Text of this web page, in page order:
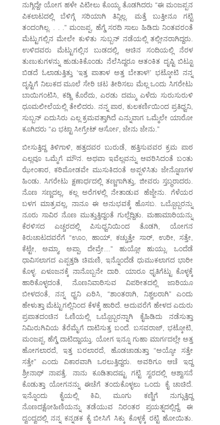
ನುಗ್ಗಿದ್ದೇ ಯೋಗ ಹಳೇ ಪಿಟೀಲು ಕೊಯ್ಯ ತೊಡಗಿದರು “ಈ ಮಂಜಪ್ಪನ
ಪಿಕಲಾಟದಲ್ಲಿ ಬೆಳಿಗ್ಗೆ ಸರಿಯಾಗಿ ತಿನ್ಲಿಲ್ಲ. ಮತ್ತೆ ಬುತ್ತೀನೂ ಗಟ್ಟಿ
ತಂದಂಗಿಲ್ಲ. . . .” ಮಂಜಪ್ಪ, ಹೆಗ್ಡೆ ಸರದಿ ಸಾಲು ಹಿಡಿದು ನಿಂತವರಂತೆ
ಮೆಟ್ಟುಗಲ್ಲಿನ ಮೇಲೇ ಕುಳಿತು ಸುಬ್ಬನ್ ನಡೆಯಲ್ಲಿ ತಲ್ಲೀನರಾಗಿದ್ದರು.
ಉಳಿದವರು ಮೆಟ್ಟುಗಲ್ಲಿನ ಬುಡದಲ್ಲಿ, ಆಚಿನ ಸಂದಿಯಲ್ಲಿ ನೆರಳ
ತುಣುಕುಗಳನ್ನು ಹುಡುಕಿಕೊಂಡು ನೆಲೆಸಿದ್ದರೂ ಆತಂಕಿತ ದೃಷ್ಟಿ ಬಿಟ್ಟೂ
ಬಿಡದೆ ಓಲಾಡುತ್ತಿತ್ತು ‘ಇತ್ತ ಪಾತಾಳ ಅತ್ತ ಬೇತಾಳ!’ ಭಟ್ಕೋಟಿ ನನ್ನ
ದೃಷ್ಟಿಗೆ ನಿಲುಕದ ಮೂಲೆ ಸೇರಿ ಚಟ ತೀರಿಸಲು ಮೆಲ್ಲ ಒಂದು ಸಿಗರೇಟು
ಬಾಯಿಗಂಟಿಸಿ, ಕಡ್ದಿ ಕೊರೆದು, ಎರಡು ದಮ್ಮು ಎಳೆದು ಸುರುಸುರುಳಿ
ಧೂಮಲೀಲೆಯಲ್ಲಿ ತೇಲಿದರು. ನನ್ನ ಪಾಠ, ಕುಲಕರ್ಣಿಯಿಂದ ಪ್ರತಿಧ್ವನಿ,
ಸುಬ್ಬನ್ ಏದುಸಿರು ಎಲ್ಲ ಕ್ರಮವತ್ತಾಗಿದೆ ಎನ್ನುವಾಗ ಒಮ್ಮೆಲೇ ಯಾರೋ
ಕೂಗಿದರು “ಏ ಭಟ್ಟಾ ಸೀಗ್ರೇಟ್ ಆರ್ಸೋ, ಜೇನು ಜೇನು.”
ಬೀಸುತ್ತಿದ್ದ ತಿಳಿಗಾಳಿ, ಹತ್ತದವರ ಬುರುಡೆ, ಹತ್ತಿಸುವವರ ಕ್ರಮ ಪಾಠ
ಎಲ್ಲವೂ ಒಮ್ಮೆಗೆ ಮೌನ. ಅಥವಾ ಇವೆಲ್ಲವನ್ನು ಆವರಿಸಿದಂತೆ ಬಂತು
ಝೇಂಕಾರ, ಕರಿಮೋಡವೇ ಮುಸುಕಿದಂತೆ ಅಪ್ಪಳಿಸಿತು ಜೇನ್ನೊಣಗಳ
ಹಿಂಡು. ಸಿಗರೇಟು ಕ್ಷಣಾರ್ಧದಲ್ಲಿ ತಣ್ಣಗಾಗಿತ್ತು, ಜೀವರು ಸ್ತಬ್ಧರಾದರು.
ನೊಣ ಸಣ್ಣದಲ್ಲ, ಕಲ್ಲ ಅರೆಗಳಲ್ಲಿ ನೇತಾಡುವ ಹೆಜ್ಜೇನು. ಗೆಳೆಯರ
ಬಳಗ ಮಾತ್ರವಲ್ಲ, ನಾನೂ ಈ ಅನುಭವಕ್ಕೆ ಹೊಸಬ. ಒಬ್ಬೊಬ್ಬರನ್ನು
ನೂರು ಸಾವಿರ ನೊಣ ಮುತ್ತುತ್ತಿದ್ದಂತೆ ಗುಲ್ಲೆದ್ದಿತು. ಮಹಾಮಾರಿಯನ್ನು
ಕೆರಳಿಸದ ಎಚ್ಚರದಲ್ಲಿ ಪಿಸುಧ್ವನಿಯಿಂದ ತೊಡಗಿ, ಯೋಗನ
ಕಿರುಚಾಟದವರೆಗೆ “ಊಂ, ಹಾಯ್, ಕಚ್ಚುತ್ತೇ ಸಾರ್, ಉರೀ, ಸತ್ತೇ,
ಕೆಟ್ಟೇ, ಅಮ್ಮಾ, ಅಪ್ಪಾ, ದೇವ್ರೇ…” ಹುಯ್ಲೋ ಹುಯ್ಲು. ಒಂದೆಡೆ
ಧಾವಿಸಲಾಗದ ಎಪ್ಪತ್ತಡಿ ಚಿಮಣಿ, ಇನ್ನೊಂದೆಡೆ ಧುಮುಕಲಾಗದ ಭಾರೀ
ಕೊಳ್ಳ. ಏಳೂಜನಕ್ಕೆ ನಾನೊಬ್ಬನೇ ದಾರಿ. ಯಾರೂ ಧೃತಿಗೆಟ್ಟು ಕೊಳ್ಳಕ್ಕೆ
ಹಾರಿಕೊಳ್ಳದಂತೆ, ನೊಣನಿವಾರಿಸುವ ವಿಪರೀತದಲ್ಲಿ ಜಾರಿಯೂ
ಬೀಳದಂತೆ, ನನ್ನ ಧ್ವನಿ ಏರಿಸಿ, “ಶಾಂತರಾಗಿ, ನಿಶ್ಚಲರಾಗಿ” ಎಂದು
ಹೇಳುತ್ತಾ ಮೆಟ್ಟುಗಲ್ಲಿನಿಂದ ಕೆಳಕ್ಕೆ ಹಾರಿದೆ. ಅದುವರೆಗೆ ಹೇಳದ ಎದುರು
ಪ್ರಪಾತದಂಚಿನ ಓಣಿಯಲ್ಲಿ ಒಬ್ಬೊಬ್ಬರನ್ನಾಗಿ ಕೈಹಿಡಿದು ನಡೆಸುತ್ತಾ
ನಿಮಿರುಗಿವಿಯ ತೆರೆಮೈಗೆ ದಾಟಿಸುತ್ತ ಬಂದೆ. ಬಸವರಾಜ್, ಭಟ್ಕೋಟಿ,
ಮಂಜಪ್ಪ, ಹೆಗ್ಡೆ ದಾಟಿದ್ದಾಯ್ತು. ಯೋಗ ಇನ್ನೂ ಗುಹಾ ಮಾರ್ಗದಲ್ಲೇ ಅತ್ತ
ಹೋಗಲಾರದೆ, ಇತ್ತ ಬರಲಾರದೆ, ಹೊಡಚಾಡುತ್ತಾ “ಅಯ್ಯೋ ಸತ್ತೇ
ಸತ್ತೇ” ಎಂದು ವಿಕಾರವಾಗಿ ಒರಲುತ್ತಿದ್ದರು. ಅವರಿಗೂ ಆಚೆ ಇದ್ದ
ಶ್ರೀನಾಥ್ ನಾಪತ್ತೆ. ನಾನು ಕೂಡಿತಾದಷ್ಟು ಗಟ್ಟಿ ಸ್ವರದಲ್ಲಿ ಆಶ್ವಾಸನೆ
ಕೊಡುತ್ತಾ ಯೋಗನನ್ನು ಈಚೆಗೆ ತಂದುಕೊಳ್ಳಲು ಒಂದು ಕೈ ಚಾಚಿದೆ.
ಇನ್ನೊಂದು ಕೈಯಲ್ಲಿ ಕಿವಿ, ಮೂಗು ಕಣ್ಣಿಗೆ ನುಗ್ಗುತ್ತಿದ್ದ
ನೊಣದಕ್ಷೋಹಿಣಿಯನ್ನು ತಡೆಯುವ ನಿರಂತರ ಪ್ರಯತ್ನದಲ್ಲಿದ್ದೆ. ಈ
ದ್ವಂದ್ವದಲ್ಲಿ ನನ್ನ ಕನ್ನಡಕ ಕೈ ಬೀಸಿಗೆ ಸಿಕ್ಕು ಕೊಳ್ಳಕ್ಕೆ ರಟ್ಟಿ ಹೋಯಿತು.